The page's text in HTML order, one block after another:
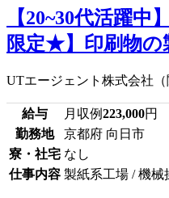
【20~30代活躍中
限定★】印刷物の
UTエージェント株式会社（
給与 月収例223,000円
勤務地
京都府 向日市
寮・社宅 なし
仕事内容 製紙系工場 / 機械